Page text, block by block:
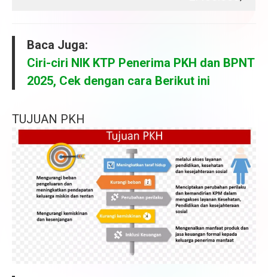
Baca Juga:
Ciri-ciri NIK KTP Penerima PKH dan BPNT
2025, Cek dengan cara Berikut ini
TUJUAN PKH